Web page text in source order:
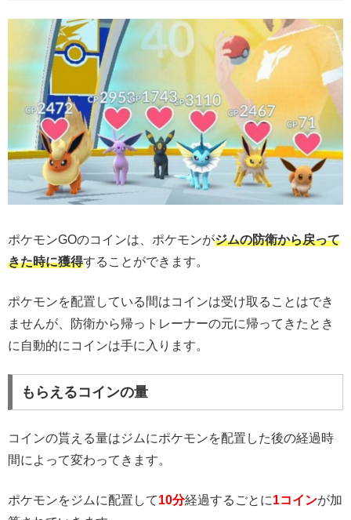
ポケモンGOのコインは、ポケモンがジムの防衛から戻って
きた時に獲得することができます。
ポケモンを配置している間はコインは受け取ることはでき
ませんが、防衛から帰っトレーナーの元に帰ってきたとき
に自動的にコインは手に入ります。
もらえるコインの量
コインの貰える量はジムにポケモンを配置した後の経過時
間によって変わってきます。
ポケモンをジムに配置して10分経過するごとに1コインが加